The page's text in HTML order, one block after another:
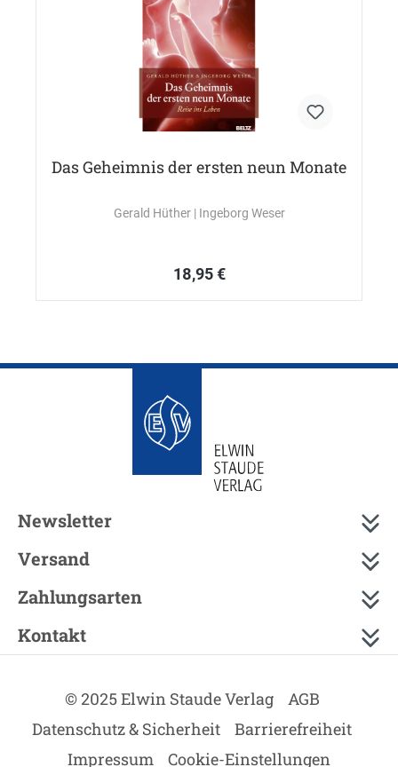
Das Geheimnis der ersten neun Monate
Gerald Hüther | Ingeborg Weser
18,95 €
Newsletter
Versand
Zahlungsarten
Kontakt
© 2025 Elwin Staude Verlag
AGB
Datenschutz & Sicherheit
Barrierefreiheit
Impressum
Cookie-Einstellungen